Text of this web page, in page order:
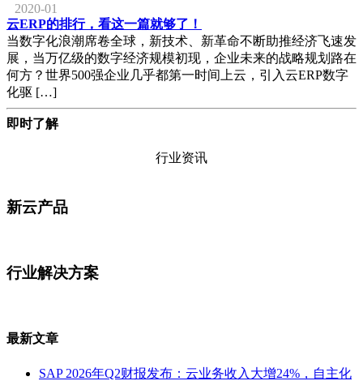
2020-01
云ERP的排行，看这一篇就够了！
当数字化浪潮席卷全球，新技术、新革命不断助推经济飞速发
展，当万亿级的数字经济规模初现，企业未来的战略规划路在
何方？世界500强企业几乎都第一时间上云，引入云ERP数字
化驱 […]
即时了解
行业资讯
新云产品
行业解决方案
最新文章
SAP 2026年Q2财报发布：云业务收入大增24%，自主化